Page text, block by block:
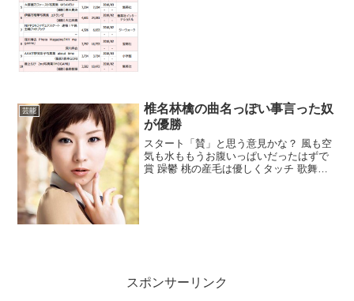
芸能
椎名林檎の曲名っぽい事言った奴
が優勝
スタート「賛」と思う意見かな？ 風も空
気も水ももうお腹いっぱいだったはずで
賞 躁鬱 桃の産毛は優しくタッチ 歌舞伎
スポンサーリンク